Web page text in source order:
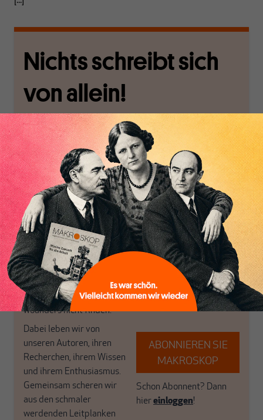
Inhaltsverzeichnis
Nichts schreibt sich
von allein!
Nur für Abonnenten
MAKROSKOP analysiert
wirtschaftspolitische
Themen aus einer
postkeynesianischen
Perspektive und ist damit
in Deutschland einzigartig.
MAKROSKOP steht für
das große Ganze. Wir
haben einen Blick auf
Geld, Wirtschaft und
Politik, den Sie so
woanders nicht finden.
Dabei leben wir von
unseren Autoren, ihren
Recherchen, ihrem Wissen
und ihrem Enthusiasmus.
Gemeinsam scheren wir
aus den schmaler
werdenden Leitplanken
Wir verlassen die
journalistische Filterblase,
in der sich viele
eingerichtet haben. Wir
öffnen Fenster und
bringen frische Luft in die
engen und verstaubten
Debattenräume.
Brauchen Sie auch frische
Luft? Dann folgen Sie
einfach dem Button.
ABONNIEREN SIE
MAKROSKOP
Schon Abonnent? Dann
hiereinloggen!